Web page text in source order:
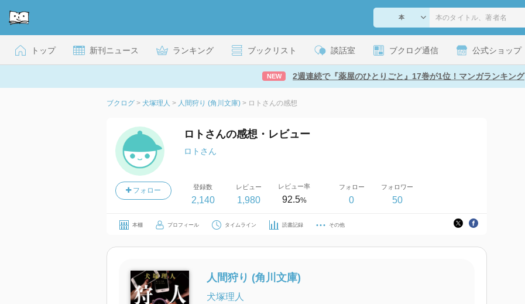
トップ 新刊ニュース ランキング ブックリスト 談話室 ブクログ通信 公式ショップ
NEW 2週連続で『薬屋のひとりごと』17巻が1位！マンガランキング
ブクログ > 犬塚理人 > 人間狩り (角川文庫) > ロトさんの感想
フォロー
ロトさんの感想・レビュー
ロトさん
登録数
2,140
レビュー
1,980
レビュー率
92.5%
フォロー
0
フォロワー
50
本棚 プロフィール タイムライン 読書記録 その他
人間狩り (角川文庫)
犬塚理人